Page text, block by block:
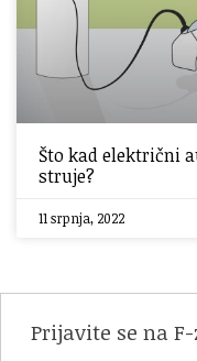
Što kad električni
struje?
11 srpnja, 2022
Prijavite se na